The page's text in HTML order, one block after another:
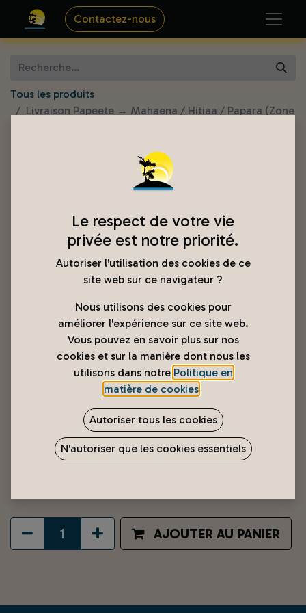
Contactez-nous
Tous les produits
Livraison Papeete → Mahaena / Hitiaa / Papara (Zone
Livraison Papeete → Mahaena /
Hitiaa / Papara (Zone 2)
AJOUTER AU PANIER
Le respect de votre vie
privée est notre priorité.
Autoriser l'utilisation des cookies de ce
site web sur ce navigateur ?
Nous utilisons des cookies pour
améliorer l'expérience sur ce site web.
Vous pouvez en savoir plus sur nos
cookies et sur la manière dont nous les
utilisons dans notre Politique en
matière de cookies.
Autoriser tous les cookies
N'autoriser que les cookies essentiels